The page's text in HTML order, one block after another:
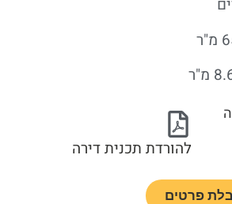
להורדת תכנית דירה
פרטים